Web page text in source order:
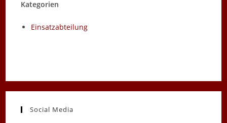
Kategorien
Einsatzabteilung
Social Media